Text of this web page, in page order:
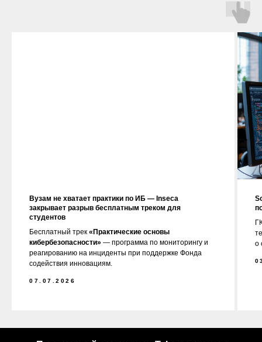
Вузам не хватает практики по ИБ — Inseca
закрывает разрыв бесплатным треком для
студентов
Бесплатный трек «Практические основы
кибербезопасности» — программа по мониторингу и
реагированию на инциденты при поддержке Фонда
содействия инновациям.
07.07.2026
о